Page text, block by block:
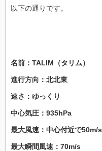
以下の通りです。
名前：TALIM（タリム）
進行方向：北北東
速さ：ゆっくり
中心気圧：935hPa
最大風速：中心付近で50m/s
最大瞬間風速：70m/s